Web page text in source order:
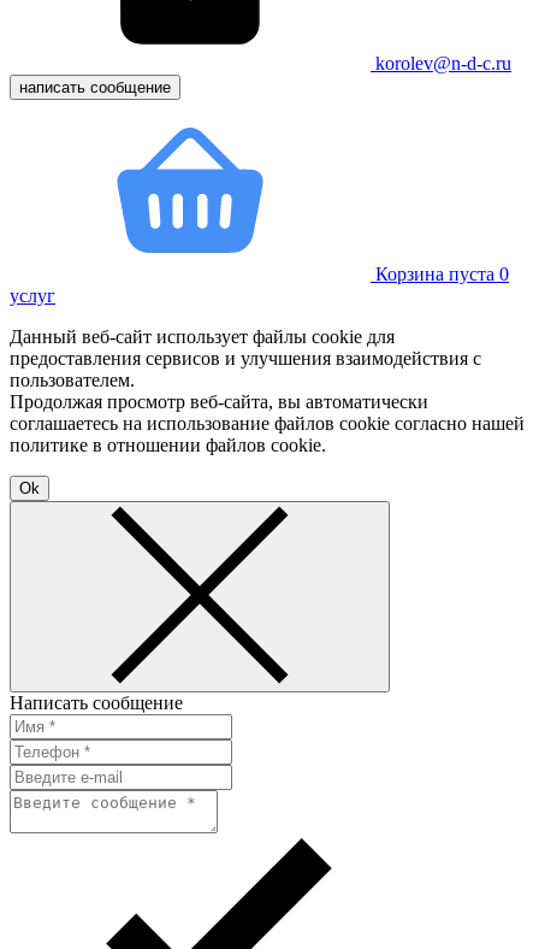
korolev@n-d-c.ru
написать сообщение
Корзина пуста 0
услуг
Данный веб-сайт использует файлы cookie для
предоставления сервисов и улучшения взаимодействия с
пользователем.
Продолжая просмотр веб-сайта, вы автоматически
соглашаетесь на использование файлов cookie согласно нашей
политике в отношении файлов cookie.
Ok
Написать сообщение